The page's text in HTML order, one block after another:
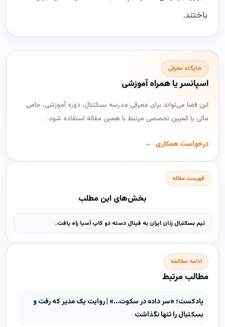
باختند.
جایگاه معرفی
اسپانسر یا همراه آموزشی
این فضا می‌تواند برای معرفی مدرسه بسکتبال، دوره آموزشی، حامی
مالی یا کمپین تخصصی مرتبط با همین مقاله استفاده شود.
درخواست همکاری
فهرست مقاله
بخش‌های این مطلب
تیم بسکتبال زنان ایران به فینال دسته دو کاپ آسیا راه یافت.
ادامه مطالعه
مطالب مرتبط
پادکست؛ «سر داده در سکوت…» | روایت یک مدیر که رفت و
بسکتبال را تنها نگذاشت